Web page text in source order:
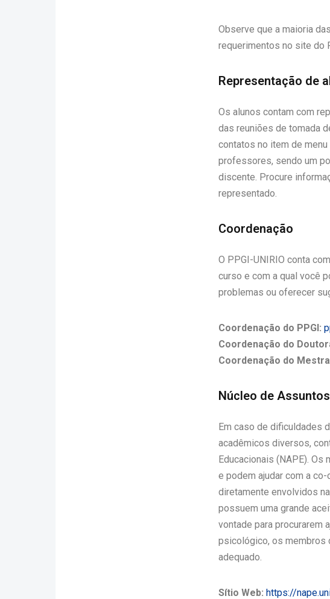
Observe que a maioria
requerimentos no site do
Representação de
Os alunos contam com
das reuniões de tomada
contatos no item de
professores, sendo um
discente. Procure
representado.
Coordenação
O PPGI-UNIRIO conta
curso e com a qual você
problemas ou oferecer
Coordenação do PPGI:
Coordenação do
Coordenação do
Núcleo de
Em caso de dificuldades
acadêmicos diversos,
Educacionais (NAPE).
e podem ajudar com a
diretamente envolvidos
possuem uma grande
vontade para procurarem
psicológico, os membros
adequado.
Sítio Web: https://